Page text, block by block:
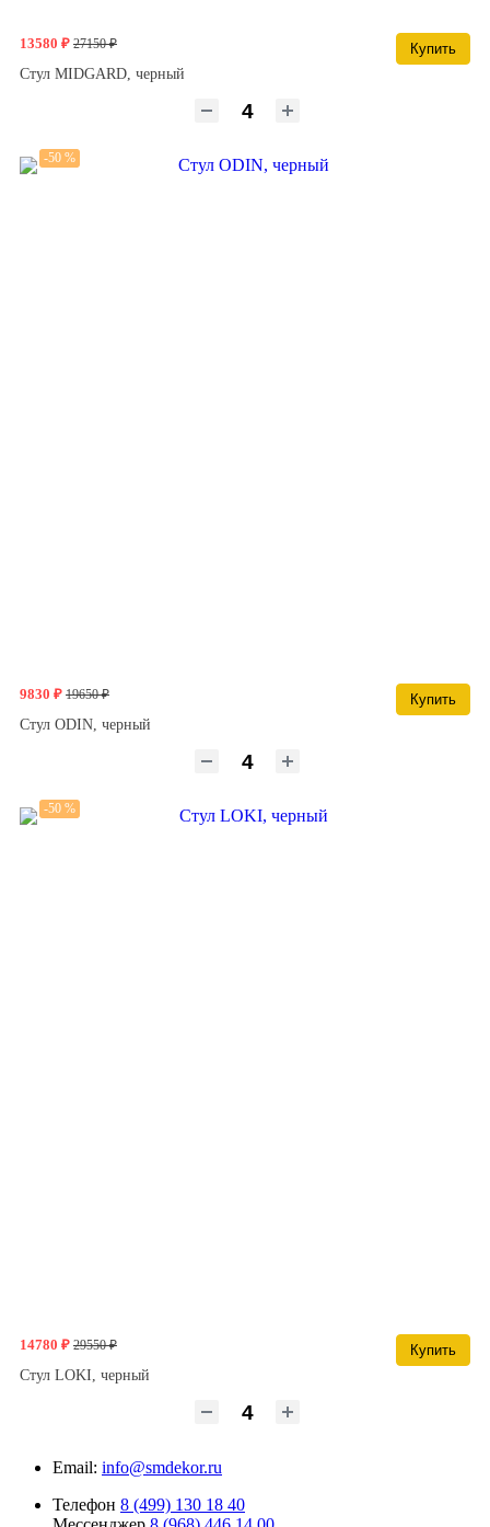
13580 ₽ 27150 ₽
Купить
Стул MIDGARD, черный
9830 ₽ 19650 ₽
-50 %
Купить
Стул ODIN, черный
14780 ₽ 29550 ₽
-50 %
Купить
Стул LOKI, черный
Email: info@smdekor.ru
Телефон 8 (499) 130 18 40